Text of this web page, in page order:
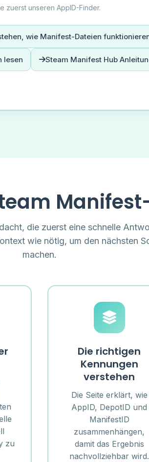
zuerst unseren AppID-Finder.
wie Manifest-Dateien
lesen Steam Manifest Hub
die zuerst eine schnelle
wie nötig, um den nächsten
machen.
zu
Die richtigen
Kennungen
verstehen
Die Seite erklärt, wie
AppID, DepotID und
ManifestID
zusammenhängen,
damit das Ergebnis
nachvollziehbar wird.